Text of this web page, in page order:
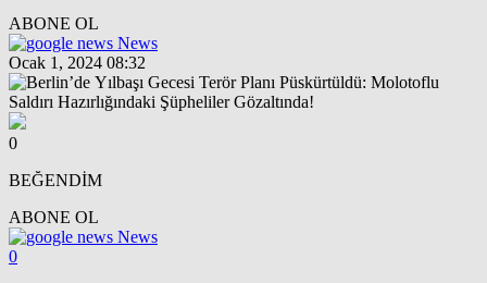
ABONE OL
News
Ocak 1, 2024 08:32
0
BEĞENDİM
ABONE OL
News
0